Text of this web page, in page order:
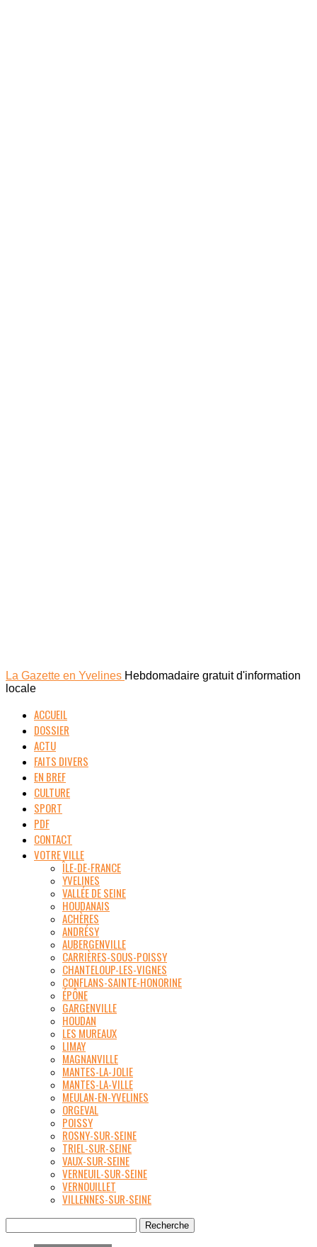
La Gazette en Yvelines Hebdomadaire gratuit d'information
locale
ACCUEIL
DOSSIER
ACTU
FAITS DIVERS
EN BREF
CULTURE
SPORT
PDF
CONTACT
VOTRE VILLE
ÎLE-DE-FRANCE
YVELINES
VALLÉE DE SEINE
HOUDANAIS
ACHÈRES
ANDRÉSY
AUBERGENVILLE
CARRIÈRES-SOUS-POISSY
CHANTELOUP-LES-VIGNES
CONFLANS-SAINTE-HONORINE
ÉPÔNE
GARGENVILLE
HOUDAN
LES MUREAUX
LIMAY
MAGNANVILLE
MANTES-LA-JOLIE
MANTES-LA-VILLE
MEULAN-EN-YVELINES
ORGEVAL
POISSY
ROSNY-SUR-SEINE
TRIEL-SUR-SEINE
VAUX-SUR-SEINE
VERNEUIL-SUR-SEINE
VERNOUILLET
VILLENNES-SUR-SEINE